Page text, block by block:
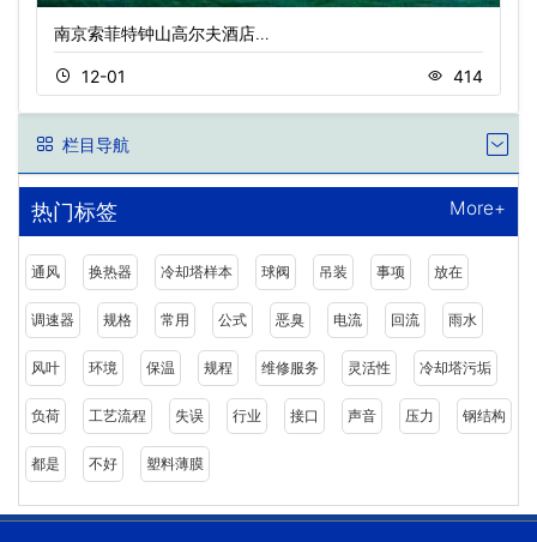
南京索菲特钟山高尔夫酒店…
12-01 414
栏目导航
热门标签 More+
通风 换热器 冷却塔样本 球阀 吊装 事项 放在
调速器 规格 常用 公式 恶臭 电流 回流 雨水
风叶 环境 保温 规程 维修服务 灵活性 冷却塔污垢
负荷 工艺流程 失误 行业 接口 声音 压力 钢结构
都是 不好 塑料薄膜